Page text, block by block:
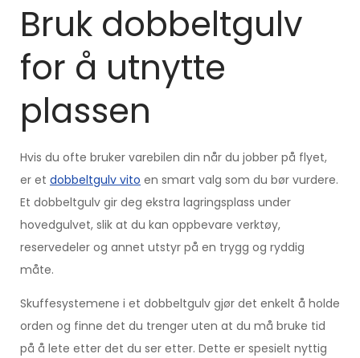
Bruk dobbeltgulv
for å utnytte
plassen
Hvis du ofte bruker varebilen din når du jobber på flyet,
er et dobbeltgulv vito en smart valg som du bør vurdere.
Et dobbeltgulv gir deg ekstra lagringsplass under
hovedgulvet, slik at du kan oppbevare verktøy,
reservedeler og annet utstyr på en trygg og ryddig
måte.
Skuffesystemene i et dobbeltgulv gjør det enkelt å holde
orden og finne det du trenger uten at du må bruke tid
på å lete etter det du ser etter. Dette er spesielt nyttig